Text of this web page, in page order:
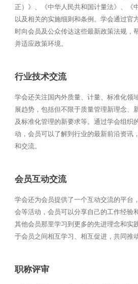
正）》、《中华人民共和国计量法》、《
以及相关的实施细则和条例。学会通过官
时向会员及公众传达这些最新政策法规，
并适应政策环境。
行业技术交流
学会还关注国内外质量、计量、标准化领
展趋势，包括但不限于质量管理新理念、
及标准化管理的新要求等。通过学会组织
动，会员可以了解到行业的最新前沿资讯
和交流。
会员互动交流
学会还为会员提供了一个互动交流的平台
会等活动，会员可以分享自己的工作经验
其他会员那里学习到更多的先进理念和实
于会员之间相互学习、相互促进，共同推
职称评审